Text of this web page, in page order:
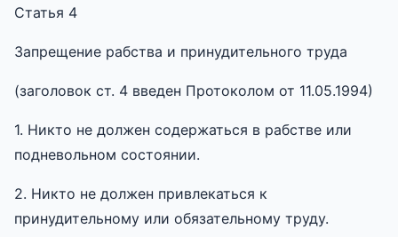
Статья 4
Запрещение рабства и принудительного труда
(заголовок ст. 4 введен Протоколом от 11.05.1994)
1. Никто не должен содержаться в рабстве или
подневольном состоянии.
2. Никто не должен привлекаться к
принудительному или обязательному труду.